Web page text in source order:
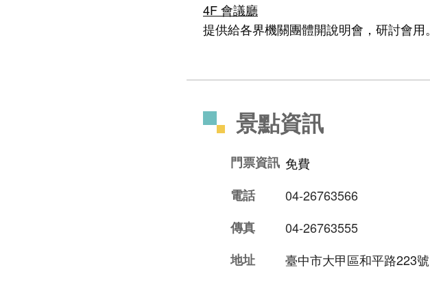
4F 會議廳
提供給各界機關團體開說明會，研討會用。
景點資訊
門票資訊 免費
電話
04-26763566
傳真
04-26763555
地址
臺中市大甲區和平路223號